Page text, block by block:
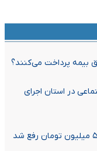
بیمه پرداخت می‌کنند؟
در استان اجرای